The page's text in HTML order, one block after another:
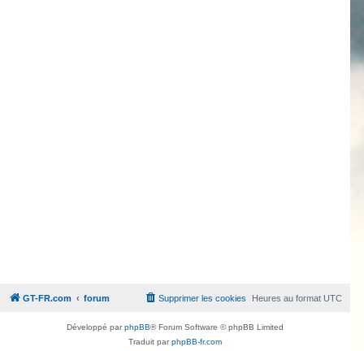
GT-FR.com forum Heures au formatUTC
Supprimer les cookies
Développé parphpBB® Forum Software © phpBB Limited
Traduit parphpBB-fr.com